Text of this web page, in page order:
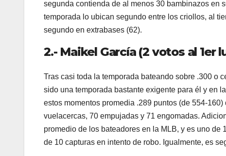
segunda contienda de al menos 30 bambinazos en
temporada lo ubican segundo entre los criollos, al
segundo en extrabases (62).
2.- Maikel García (2 votos al 1er
Tras casi toda la temporada bateando sobre .300 o
sido una temporada bastante exigente para él y en
estos momentos promedia .289 puntos (de 554-
vuelacercas, 70 empujadas y 71 engomadas.
promedio de los bateadores en la MLB, y es uno
de 10 capturas en intento de robo. Igualmente, es